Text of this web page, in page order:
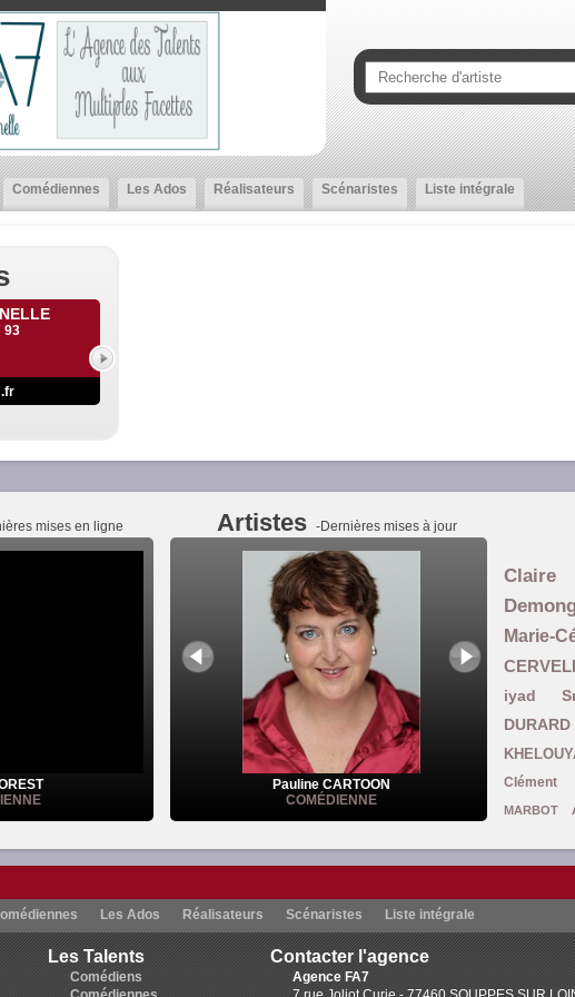
Comédiennes Les Ados Réalisateurs Scénaristes Liste intégrale
93
mises en ligne Artistes -Dernières mises à jour
Pauline CARTOON
COMÉDIENNE
Claire
Marie-
iyad
DURARD
Clément
MARBOT
Carine
Guillemette
Les Ados Réalisateurs Scénaristes Liste intégrale
Les Talents
Comédiens
Contacter l'agence
Agence FA7